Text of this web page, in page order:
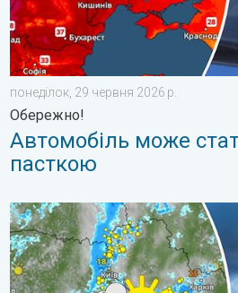
понеділок, 29 червня 2026 р.
Обережно!
Автомобіль може
пасткою
Цього тижня в Україні буде